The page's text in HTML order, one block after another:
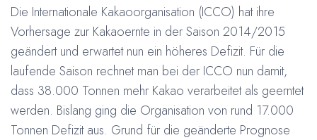
Die Internationale Kakaoorganisation (ICCO) hat ihre
Vorhersage zur Kakaoernte in der Saison 2014/2015
geändert und erwartet nun ein höheres Defizit. Für die
laufende Saison rechnet man bei der ICCO nun damit,
dass 38.000 Tonnen mehr Kakao verarbeitet als geerntet
werden. Bislang ging die Organisation von rund 17.000
Tonnen Defizit aus. Grund für die geänderte Prognose